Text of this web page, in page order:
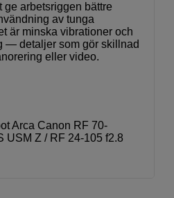
ge arbetsriggen bättre
av tunga
är minska vibrationer och
— detaljer som gör skillnad
eller video.
Arca Canon RF 70-
USM Z / RF 24-105 f2.8